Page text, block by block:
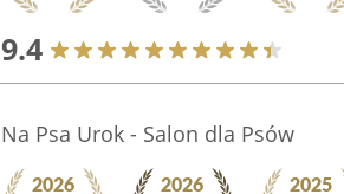
9.4
Na Psa Urok - Salon dla Psów